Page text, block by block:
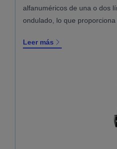
alfanuméricos de una o dos
ondulado, lo que proporciona
Leer más